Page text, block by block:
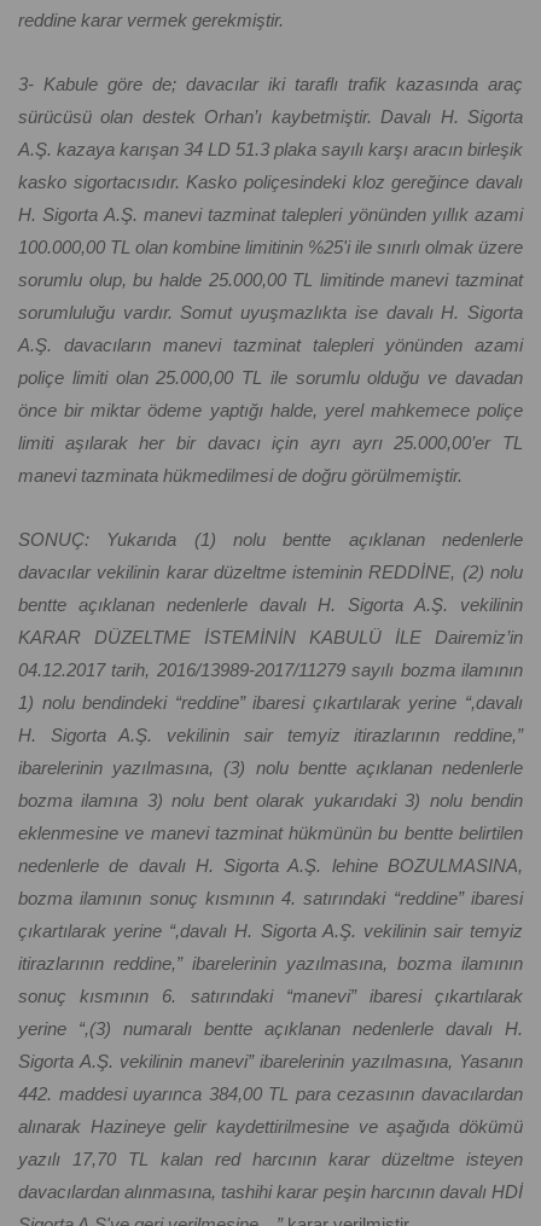
reddine karar vermek gerekmiştir.
3- Kabule göre de; davacılar iki taraflı trafik kazasında araç
sürücüsü olan destek Orhan’ı kaybetmiştir. Davalı H. Sigorta
A.Ş. kazaya karışan 34 LD 51.3 plaka sayılı karşı aracın birleşik
kasko sigortacısıdır. Kasko poliçesindeki kloz gereğince davalı
H. Sigorta A.Ş. manevi tazminat talepleri yönünden yıllık azami
100.000,00 TL olan kombine limitinin %25'i ile sınırlı olmak üzere
sorumlu olup, bu halde 25.000,00 TL limitinde manevi tazminat
sorumluluğu vardır. Somut uyuşmazlıkta ise davalı H. Sigorta
A.Ş. davacıların manevi tazminat talepleri yönünden azami
poliçe limiti olan 25.000,00 TL ile sorumlu olduğu ve davadan
önce bir miktar ödeme yaptığı halde, yerel mahkemece poliçe
limiti aşılarak her bir davacı için ayrı ayrı 25.000,00’er TL
manevi tazminata hükmedilmesi de doğru görülmemiştir.
SONUÇ: Yukarıda (1) nolu bentte açıklanan nedenlerle
davacılar vekilinin karar düzeltme isteminin REDDİNE, (2) nolu
bentte açıklanan nedenlerle davalı H. Sigorta A.Ş. vekilinin
KARAR DÜZELTME İSTEMİNİN KABULÜ İLE Dairemiz’in
04.12.2017 tarih, 2016/13989-2017/11279 sayılı bozma ilamının
1) nolu bendindeki “reddine” ibaresi çıkartılarak yerine “,davalı
H. Sigorta A.Ş. vekilinin sair temyiz itirazlarının reddine,”
ibarelerinin yazılmasına, (3) nolu bentte açıklanan nedenlerle
bozma ilamına 3) nolu bent olarak yukarıdaki 3) nolu bendin
eklenmesine ve manevi tazminat hükmünün bu bentte belirtilen
nedenlerle de davalı H. Sigorta A.Ş. lehine BOZULMASINA,
bozma ilamının sonuç kısmının 4. satırındaki “reddine” ibaresi
çıkartılarak yerine “,davalı H. Sigorta A.Ş. vekilinin sair temyiz
itirazlarının reddine,” ibarelerinin yazılmasına, bozma ilamının
sonuç kısmının 6. satırındaki “manevi” ibaresi çıkartılarak
yerine “,(3) numaralı bentte açıklanan nedenlerle davalı H.
Sigorta A.Ş. vekilinin manevi” ibarelerinin yazılmasına, Yasanın
442. maddesi uyarınca 384,00 TL para cezasının davacılardan
alınarak Hazineye gelir kaydettirilmesine ve aşağıda dökümü
yazılı 17,70 TL kalan red harcının karar düzeltme isteyen
davacılardan alınmasına, tashihi karar peşin harcının davalı HDİ